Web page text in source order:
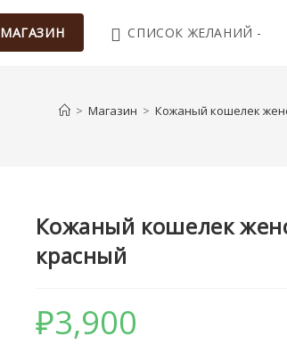
МАГАЗИН СПИСОК ЖЕЛАНИЙ -
> Магазин > Кожаный кошелек
Кожаный кошелек
красный
₽3,900